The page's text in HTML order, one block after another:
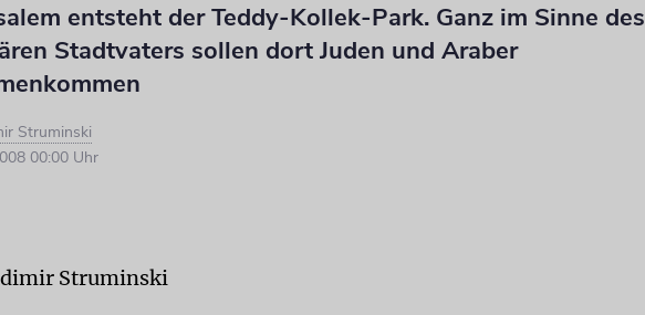
entsteht der Teddy-Kollek-Park. Ganz im Sinne des
Stadtvaters sollen dort Juden und Araber
Struminski
00:00 Uhr
Struminski